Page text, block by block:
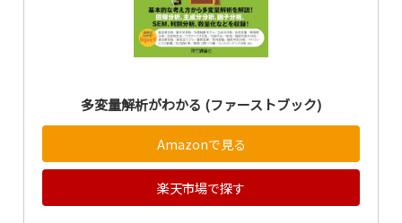
多変量解析がわかる (ファーストブック)
Amazonで見る
楽天市場で探す